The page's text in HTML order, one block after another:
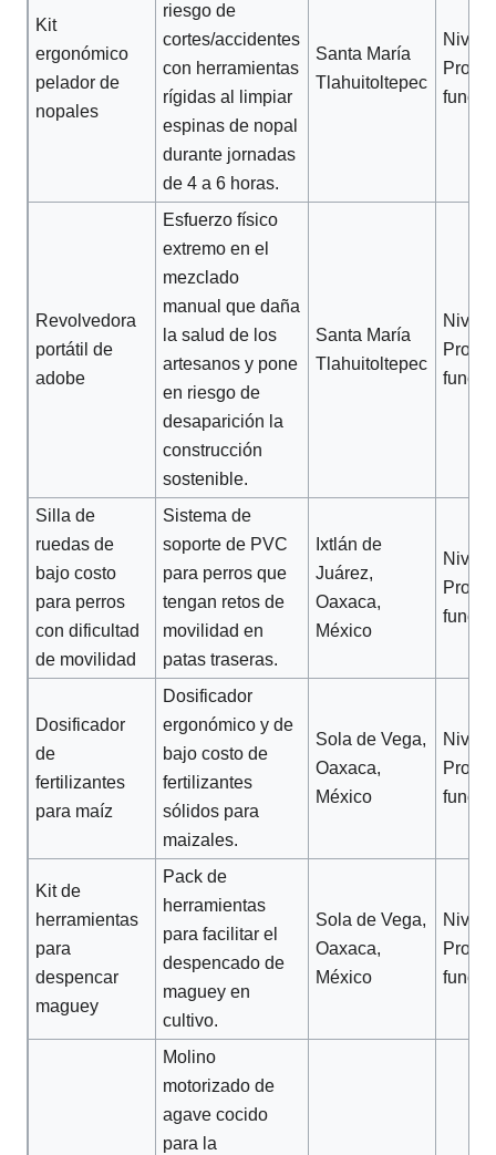
Kit
ergonómico
pelador de
nopales
riesgo de
cortes/accidentes
con herramientas
rígidas al limpiar
espinas de nopal
durante jornadas
de 4 a 6 horas.
Santa María
Tlahuitoltepec
Nivel
Revolvedora
portátil de
adobe
Esfuerzo físico
extremo en el
mezclado
manual que daña
la salud de los
artesanos y pone
en riesgo de
desaparición la
construcción
sostenible.
Santa María
Tlahuitoltepec
Nivel
Silla de
ruedas de
bajo costo
para perros
con dificultad
de movilidad
Sistema de
soporte de PVC
para perros que
tengan retos de
movilidad en
patas traseras.
Ixtlán de
Juárez,
Oaxaca,
México
Nivel
Dosificador
de
fertilizantes
para maíz
Dosificador
ergonómico y de
bajo costo de
fertilizantes
sólidos para
maizales.
Sola de Vega,
Oaxaca,
México
Nivel
Kit de
herramientas
para
despencar
maguey
Pack de
herramientas
para facilitar el
despencado de
maguey en
cultivo.
Sola de Vega,
Oaxaca,
México
Nivel
Molino
motorizado de
agave cocido
para la